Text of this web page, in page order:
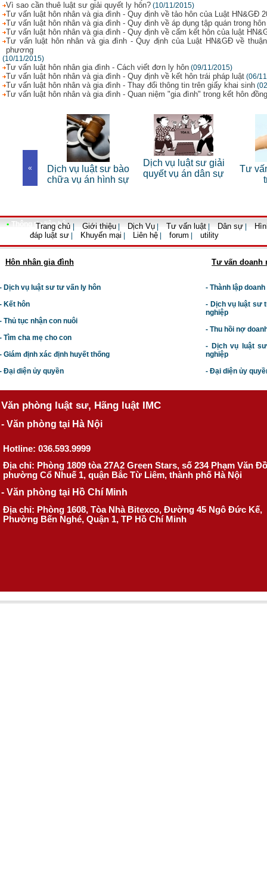
Vì sao cần thuê luật sư giải quyết ly hôn? (10/11/2015)
Tư vấn luật hôn nhân và gia đình - Quy định về tảo hôn của Luật HN&GĐ
Tư vấn luật hôn nhân và gia đình - Quy định về áp dụng tập quán trong
Tư vấn luật hôn nhân và gia đình - Quy định về cấm kết hôn của luật
Tư vấn luật hôn nhân và gia đình - Quy định của Luật HN&GĐ về
phương
(10/11/2015)
Tư vấn luật hôn nhân gia đình - Cách viết đơn ly hôn (09/11/2015)
Tư vấn luật hôn nhân và gia đình - Quy định về kết hôn trái pháp luật (06/
Tư vấn luật hôn nhân và gia đình - Thay đổi thông tin trên giấy khai sinh
Tư vấn luật hôn nhân và gia đình - Quan niệm "gia đình" trong kết hôn
«
Dịch vụ luật sư bào
chữa vụ án hình sự
Dịch vụ luật sư giải
quyết vụ án dân sự
Tư
• Thông tin liên hệ
Trang chủ Giới thiệu Dịch Vụ Tư vấn luật Dân sự
đáp luật sư
Khuyến mại Liên hệ forum utility
Hôn nhân gia đình
Dịch vụ luật sư tư vấn ly hôn
Kết hôn
Thủ tục nhận con nuôi
Tìm cha mẹ cho con
Giám định xác định huyết thống
Đại diện ủy quyền
Tư vấn doanh
- Thành lập
- Dịch vụ luật sư t
nghiệp
- Thu hồi nợ
- Dịch vụ luật
nghiệp
- Đại diện ủy
Văn phòng luật sư, Hãng luật IMC
- Văn phòng tại Hà Nội
Hotline: 036.593.9999
Địa chỉ: Phòng 1809 tòa 27A2 Green Stars, số 234 Phạm Văn
phường Cổ Nhuế 1, quận Bắc Từ Liêm, thành phố Hà Nội
- Văn phòng tại Hồ Chí Minh
Địa chỉ: Phòng 1608, Tòa Nhà Bitexco, Đường 45 Ngô Đức Kế,
Phường Bến Nghé, Quận 1, TP Hồ Chí Minh